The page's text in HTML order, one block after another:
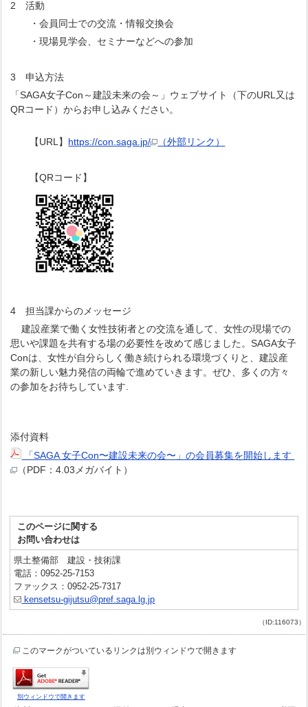
2 活動
・会員同士での交流・情報交換会
・現場見学会、セミナーなどへの参加
3 申込方法
「SAGA女子Con～建設未来の会～」ウェブサイト（下のURL又は
QRコード）からお申し込みください。
【URL】 https://con.saga.jp/ （外部リンク）
【QRコード】
4 担当課からのメッセージ
建設産業で働く女性技術者との交流を通して、女性の現場での
思いや課題を共有する場の必要性を改めて感じました。SAGA女子
Conは、女性が自分らしく働き続けられる環境づくりと、建設産
業の新しい魅力発信の両輪で進めていきます。ぜひ、多くの方々
の参加をお待ちしています.
添付資料
「SAGA 女子Con〜建設未来の会〜」の会員募集を開始します
（PDF：4.03メガバイト）
このページに関する
お問い合わせは
県土整備部 建設・技術課
電話：0952-25-7153
ファックス：0952-25-7317
kensetsu-gijutsu@pref.saga.lg.jp
（ID:116073）
このマークがついているリンクは別ウィンドウで開きます
別ウィンドウで開きます